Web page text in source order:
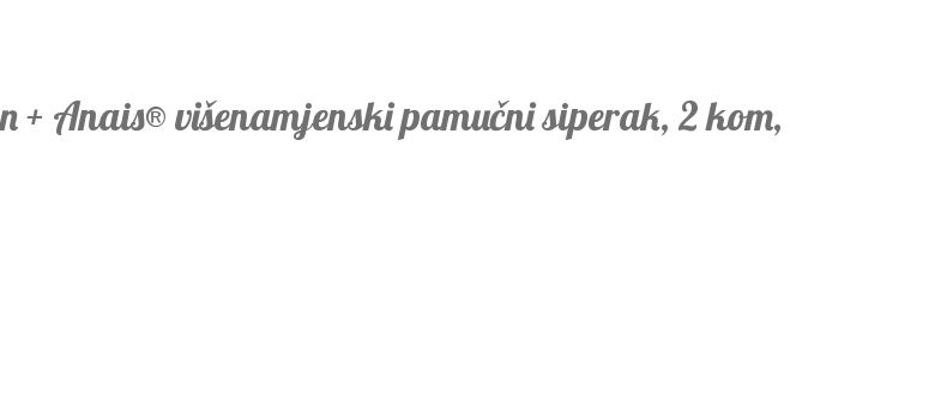
+ Anais® višenamjenski pamučni siperak, 2 kom,